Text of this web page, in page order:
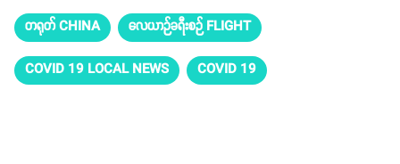
တရုတ် CHINA လေယာဉ်ခရီးစဉ် FLIGHT
COVID 19 LOCAL NEWS COVID 19